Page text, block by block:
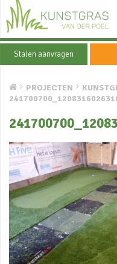
Stalen aanvragen
PROJECTEN